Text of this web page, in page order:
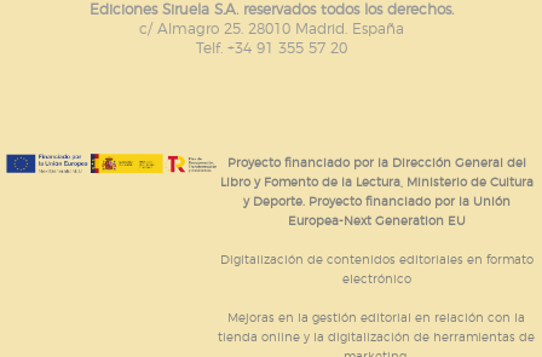
Ediciones Siruela S.A. reservados todos los derechos.
c/ Almagro 25. 28010 Madrid. España
Telf. +34 91 355 57 20
Proyecto financiado por la Dirección General del
Libro y Fomento de la Lectura, Ministerio de Cultura
y Deporte. Proyecto financiado por la Unión
Europea-Next Generation EU
Digitalización de contenidos editoriales en formato
electrónico
Mejoras en la gestión editorial en relación con la
tienda online y la digitalización de herramientas de